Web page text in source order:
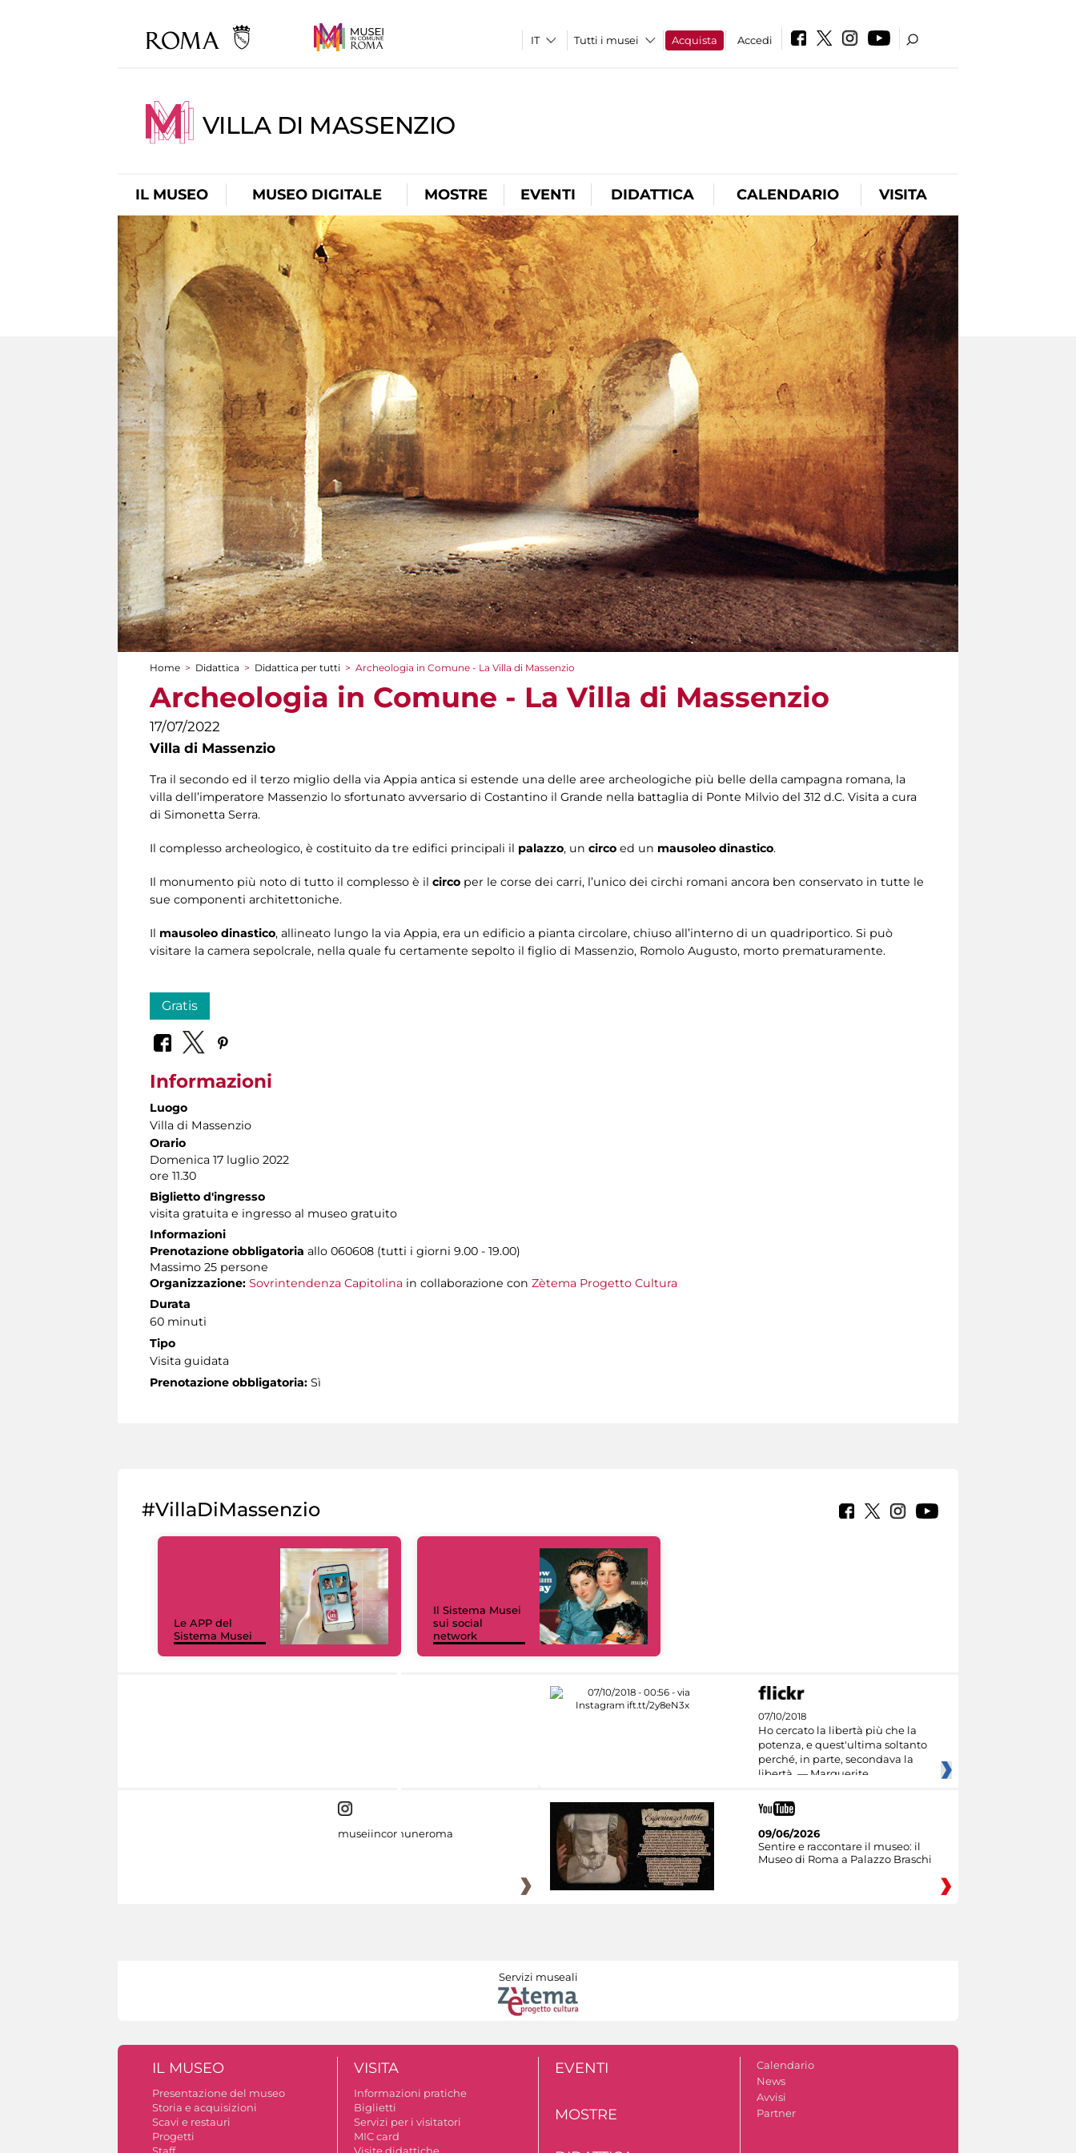
Tutti i musei Acquista Accedi
VILLA DI MASSENZIO
IL MUSEO MUSEO DIGITALE MOSTRE EVENTI DIDATTICA CALENDARIO VISITA
Tu sei qui
Home > Didattica > Didattica per tutti > Archeologia in Comune - La Villa di Massenzio
Archeologia in Comune - La Villa di Massenzio
17/07/2022
Villa di Massenzio
Tra il secondo ed il terzo miglio della via Appia antica si estende una delle aree archeologiche più belle della campagna romana, la
villa dell’imperatore Massenzio lo sfortunato avversario di Costantino il Grande nella battaglia di Ponte Milvio del 312 d.C. Visita a cura
di Simonetta Serra.
Il complesso archeologico, è costituito da tre edifici principali il palazzo, un circo ed un mausoleo dinastico.
Il monumento più noto di tutto il complesso è il circo per le corse dei carri, l’unico dei circhi romani ancora ben conservato in tutte le
sue componenti architettoniche.
Il mausoleo dinastico, allineato lungo la via Appia, era un edificio a pianta circolare, chiuso all’interno di un quadriportico. Si può
visitare la camera sepolcrale, nella quale fu certamente sepolto il figlio di Massenzio, Romolo Augusto, morto prematuramente.
Gratis
Informazioni
Luogo
Villa di Massenzio
Orario
Domenica 17 luglio 2022
ore 11.30
Biglietto d'ingresso
visita gratuita e ingresso al museo gratuito
Informazioni
Prenotazione obbligatoria allo 060608 (tutti i giorni 9.00 - 19.00)
Massimo 25 persone
Organizzazione: Sovrintendenza Capitolina in collaborazione con Zètema Progetto Cultura
Durata
60 minuti
Tipo
Visita guidata
Prenotazione obbligatoria: Sì
#VillaDiMassenzio
Le APP del
Sistema Musei
Il Sistema Musei
sui social
network
07/10/2018
Ho cercato la libertà più che la
potenza, e quest'ultima soltanto
perché, in parte, secondava la
libertà. — Marguerite
museiincomuneroma
09/06/2026
Sentire e raccontare il museo: il
Museo di Roma a Palazzo Braschi
Servizi museali
IL MUSEO
Presentazione del museo
Storia e acquisizioni
Scavi e restauri
Progetti
VISITA
Informazioni pratiche
Biglietti
Servizi per i visitatori
MIC card
EVENTI
MOSTRE
Calendario
News
Avvisi
Partner